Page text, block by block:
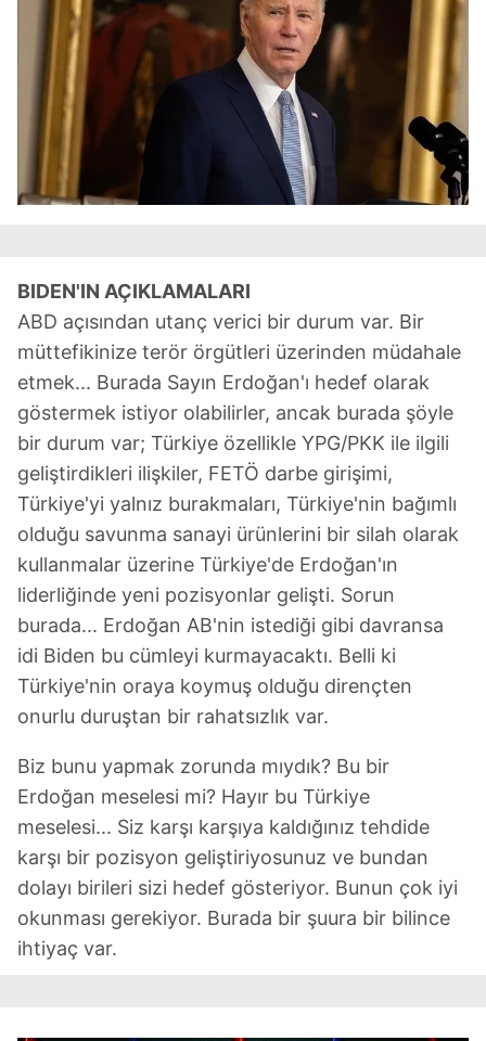
verileriniz işlenmekte olup gerekli olan çerezler bilgi
toplumu hizmetlerinin sunulması amacıyla
kullanılmaktadır. Diğer çerezler, sitemizin daha işlevsel
kılınması ve kişiselleştirilmesi ve sizlere yönelik
reklam/pazarlama faaliyetlerinin yapılması, amaçlarıyla
sınırlı olarak açık rızanız dahilinde kullanılacaktır.
Çerezlere ilişkin tercihlerinizi aşağıda yer alan panel
Metnimizi ziyaret edebilirsiniz.
6698 sayılı Kişisel Verilerin Korunması Kanunu uyarınca
hazırlanmış Aydınlatma Metnimizi okumak ve sitemizde
ilgili mevzuata uygun olarak kullanılan çerezlerle ilgili bilgi
almak için lütfentıklayınız.
BIDEN'IN AÇIKLAMALARI
ABD açısından utanç verici bir durum var. Bir
müttefikinize terör örgütleri üzerinden müdahale
etmek... Burada Sayın Erdoğan'ı hedef olarak
göstermek istiyor olabilirler, ancak burada şöyle
bir durum var; Türkiye özellikle YPG/PKK ile ilgili
geliştirdikleri ilişkiler, FETÖ darbe girişimi,
Türkiye'yi yalnız burakmaları, Türkiye'nin bağımlı
olduğu savunma sanayi ürünlerini bir silah olarak
kullanmalar üzerine Türkiye'de Erdoğan'ın
liderliğinde yeni pozisyonlar gelişti. Sorun
burada... Erdoğan AB'nin istediği gibi davransa
idi Biden bu cümleyi kurmayacaktı. Belli ki
Türkiye'nin oraya koymuş olduğu dirençten
onurlu duruştan bir rahatsızlık var.
Biz bunu yapmak zorunda mıydık? Bu bir
Erdoğan meselesi mi? Hayır bu Türkiye
meselesi... Siz karşı karşıya kaldığınız tehdide
karşı bir pozisyon geliştiriyosunuz ve bundan
dolayı birileri sizi hedef gösteriyor. Bunun çok iyi
okunması gerekiyor. Burada bir şuura bir bilince
ihtiyaç var.